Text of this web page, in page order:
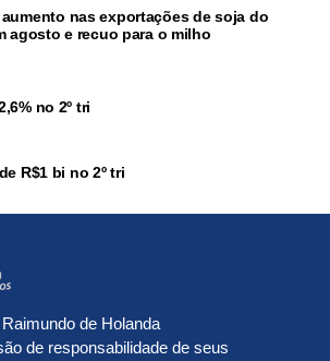
nas exportações de soja do
agosto e recuo para o milho
no 2º tri
R$1 bi no 2º tri
de Holanda
de responsabilidade de seus